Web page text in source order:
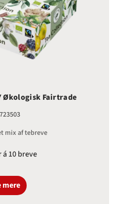
Økologisk Fairtrade
mix af tebreve
10 breve
mere